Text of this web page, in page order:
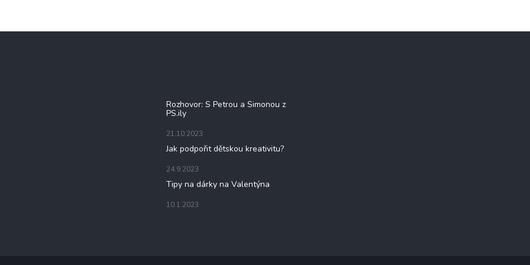
Rozhovor: S Petrou a Simonou z
PS.ily
21.10.2023
Jak podpořit dětskou kreativitu?
24.9.2023
Tipy na dárky na Valentýna
10.1.2023